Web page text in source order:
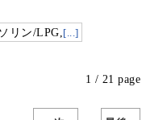
リン/LPG, [...]
1 / 21 page